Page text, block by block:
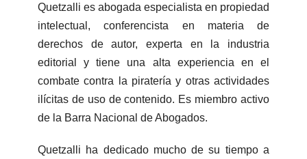
Quetzalli es abogada especialista en propiedad
intelectual, conferencista en materia de
derechos de autor, experta en la industria
editorial y tiene una alta experiencia en el
combate contra la piratería y otras actividades
ilícitas de uso de contenido. Es miembro activo
de la Barra Nacional de Abogados.
Quetzalli ha dedicado mucho de su tiempo a